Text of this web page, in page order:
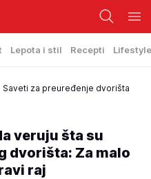
Lepota i stil Recepti Lifestyle
Saveti za preuređenje dvorišta
veruju šta su
dvorišta: Za malo
raj